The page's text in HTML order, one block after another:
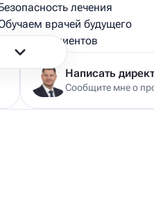
лечения
врачей будущего
пациентов
Истории из практики врачей
т, д. 25, корп. 4
Написать
Сообщите мне о